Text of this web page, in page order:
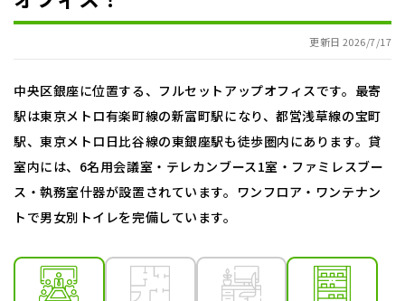
更新日 2026/7/17
中央区銀座に位置する、フルセットアップオフィスです。最寄
駅は東京メトロ有楽町線の新富町駅になり、都営浅草線の宝町
駅、東京メトロ日比谷線の東銀座駅も徒歩圏内にあります。貸
室内には、6名用会議室・テレカンブース1室・ファミレスブー
ス・執務室什器が設置されています。ワンフロア・ワンテナン
トで男女別トイレを完備しています。